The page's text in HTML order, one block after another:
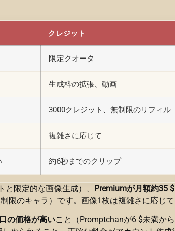
クレジット
限定クオータ
生成枠の拡張、動画
3000クレジット、無制限のリフィル
複雑さに応じて
約6秒までのクリップ
と限定的な画像生成）、 Premiumが月額約35 $
限のキャラ）です。画像1枚は複雑さに応じ
の価格が高いこと（Promptchanが6 $未満か